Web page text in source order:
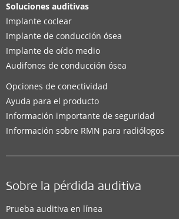
Soluciones auditivas
Implante coclear
Implante de conducción ósea
Implante de oído medio
Audifonos de conducción ósea
Opciones de conectividad
Ayuda para el producto
Información importante de seguridad
Información sobre RMN para radiólogos
Sobre la pérdida auditiva
Prueba auditiva en línea